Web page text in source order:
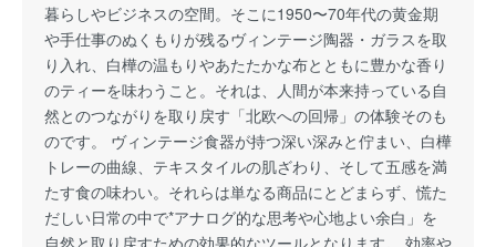
暮らしやビジネスの空間。そこに1950〜70年代の黄金期
や手仕事のぬくもりが残るヴィンテージ陶器・ガラスを取
り入れ、白樺の温もりやあたたかな布とともに豊かな香り
のティーを味わうこと。それは、人間が本来持っている自
然とのつながりを取り戻す「北欧への回帰」の体験そのも
のです。 ヴィンテージ食器が持つ深い深みと佇まい、白樺
トレーの曲線、テキスタイルの肌ざわり、そして五感を満
たす食の味わい。それらは単なる商品にとどまらず、慌た
だしい日常の中で*アナログ的な思考や心地よい余白」を
自然と取り戻すための効果的なツールとなります。 効率や